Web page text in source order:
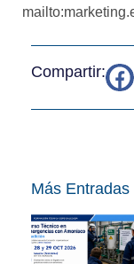
Compartir:
Más Entradas